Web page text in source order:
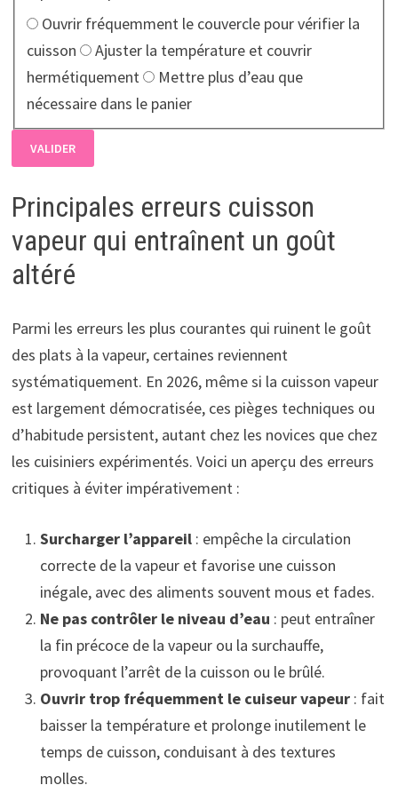
cuisson
Ajuster la température et couvrir
hermétiquement
nécessaire dans le panier
VALIDER
Principales erreurs cuisson
vapeur qui entraînent un goût
altéré
Parmi les erreurs les plus courantes qui ruinent le goût
des plats à la vapeur, certaines reviennent
systématiquement. En 2026, même si la cuisson vapeur
est largement démocratisée, ces pièges techniques ou
d’habitude persistent, autant chez les novices que chez
les cuisiniers expérimentés. Voici un aperçu des erreurs
critiques à éviter impérativement :
Surcharger l’appareil: empêche la circulation
correcte de la vapeur et favorise une cuisson
inégale, avec des aliments souvent mous et fades.
Ne pas contrôler le niveau d’eau : peut entraîner
la fin précoce de la vapeur ou la surchauffe,
provoquant l’arrêt de la cuisson ou le brûlé.
Ouvrir trop fréquemment le cuiseur vapeur: fait
baisser la température et prolonge inutilement le
temps de cuisson, conduisant à des textures
molles.